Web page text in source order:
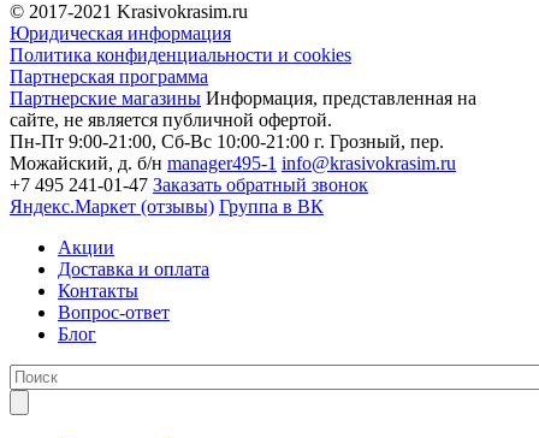
© 2017-2021 Krasivokrasim.ru
Юридическая информация
Политика конфиденциальности и cookies
Партнерская программа
Партнерские магазины Информация, представленная на
сайте, не является публичной офертой.
Пн-Пт 9:00-21:00, Сб-Вс 10:00-21:00 г. Грозный, пер.
Можайский, д. б/н manager495-1 info@krasivokrasim.ru
+7 495 241-01-47 Заказать обратный звонок
Яндекс.Маркет (отзывы) Группа в ВК
Акции
Доставка и оплата
Контакты
Вопрос-ответ
Блог